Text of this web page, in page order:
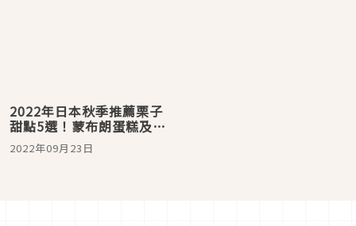
2022年日本秋季推薦栗子
甜點5選！蒙布朗蛋糕及聖
代 栗子控們就算體重飆升
也要吃
2022年09月23日